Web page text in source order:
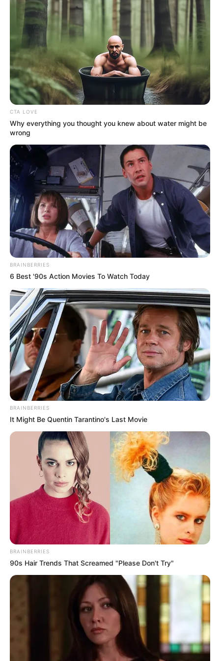
LIHAT ARTIKEL LAINNYA
Hidup Bahagia yang
Legenda Gumiho,
Siluman Rubah Berekor
Sembilan yang Berwujud
Perempuan Cantik
CTA LOVE
Why everything you thought you knew about water might be
wrong
BRAINBERRIES
6 Best '90s Action Movies To Watch Today
BRAINBERRIES
It Might Be Quentin Tarantino's Last Movie
BRAINBERRIES
90s Hair Trends That Screamed "Please Don't Try"